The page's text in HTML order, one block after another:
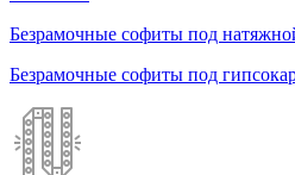
Безрамочные софиты под
Безрамочные софиты под